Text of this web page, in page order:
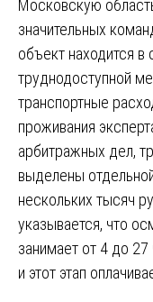
Московскую
значительных
объект находится
труднодоступной
транспортные
проживания
арбитражных дел,
выделены
нескольких тысяч
указывается, что
занимает от 4 до
и этот этап